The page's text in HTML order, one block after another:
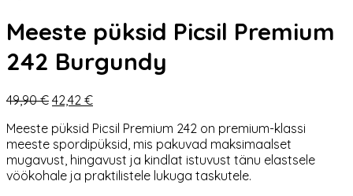
Meeste püksid Picsil Premium
242 Burgundy
49,90€ Algne
oli:
49,90 €.
42,42 €Praegune
on:
42,42 €.
Meeste püksid Picsil Premium 242 on premium-klassi
meeste spordipüksid, mis pakuvad maksimaalset
mugavust, hingavust ja kindlat istuvust tänu elastsele
vöökohale ja praktilistele lukuga taskutele.